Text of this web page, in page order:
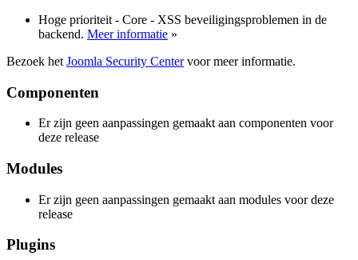
Hoge prioriteit - Core - XSS beveiligingsproblemen in de
backend. Meer informatie »
Bezoek het Joomla Security Centervoor meer informatie.
Componenten
Er zijn geen aanpassingen gemaakt aan componenten voor
deze release
Modules
Er zijn geen aanpassingen gemaakt aan modules voor deze
release
Plugins